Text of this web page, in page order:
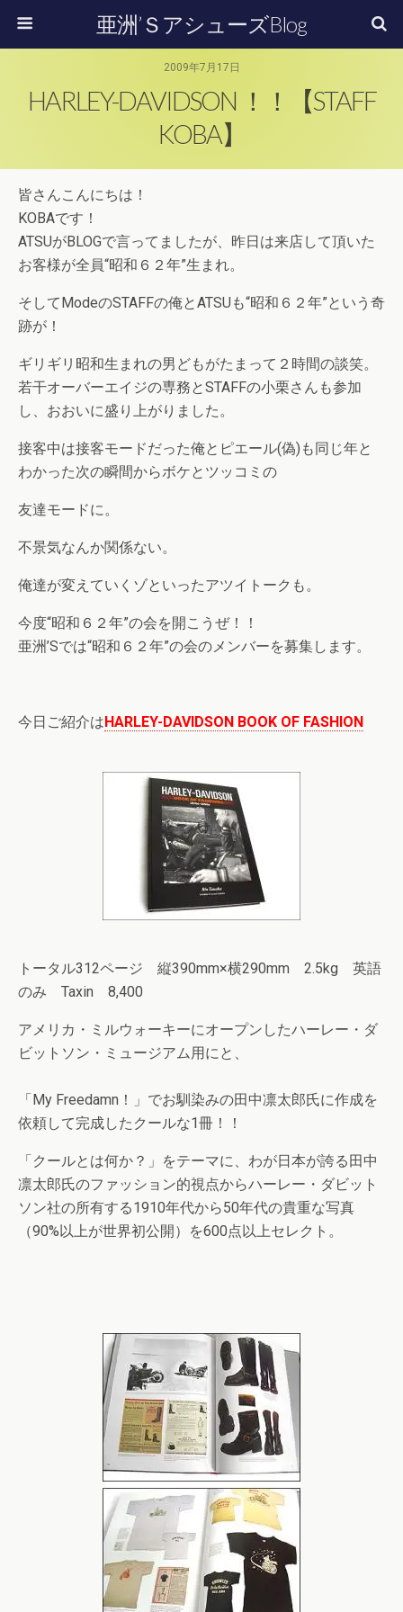
亜洲’ＳアシューズBlog
2009年7月17日
HARLEY-DAVIDSON ！！【STAFF
KOBA】
皆さんこんにちは！
KOBAです！
ATSUがBLOGで言ってましたが、昨日は来店して頂いた
お客様が全員“昭和６２年”生まれ。
そしてModeのSTAFFの俺とATSUも“昭和６２年”という奇
跡が！
ギリギリ昭和生まれの男どもがたまって２時間の談笑。
若干オーバーエイジの専務とSTAFFの小栗さんも参加
し、おおいに盛り上がりました。
接客中は接客モードだった俺とピエール(偽)も同じ年と
わかった次の瞬間からボケとツッコミの
友達モードに。
不景気なんか関係ない。
俺達が変えていくゾといったアツイトークも。
今度“昭和６２年”の会を開こうぜ！！
亜洲’Sでは“昭和６２年”の会のメンバーを募集します。
今日ご紹介はHARLEY-DAVIDSON BOOK OF FASHION
トータル312ページ 縦390mm×横290mm 2.5kg 英語
のみ Taxin 8,400
アメリカ・ミルウォーキーにオープンしたハーレー・ダ
ビットソン・ミュージアム用にと、
「My Freedamn！」でお馴染みの田中凛太郎氏に作成を
依頼して完成したクールな1冊！！
「クールとは何か？」をテーマに、わが日本が誇る田中
凛太郎氏のファッション的視点からハーレー・ダビット
ソン社の所有する1910年代から50年代の貴重な写真
（90%以上が世界初公開）を600点以上セレクト。